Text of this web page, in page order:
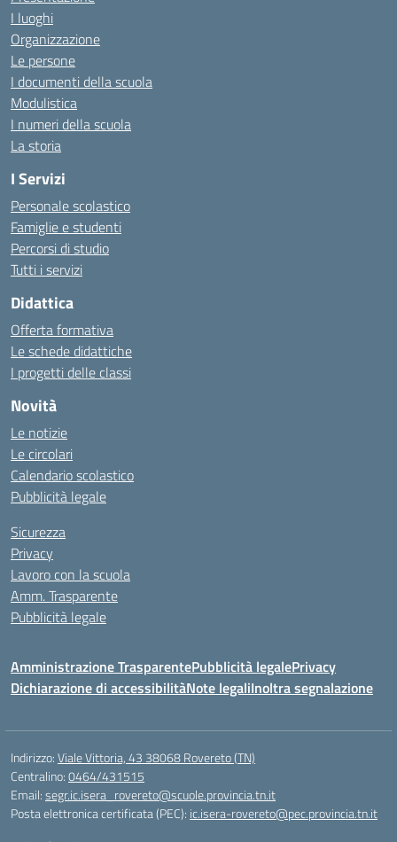
I luoghi
Organizzazione
Le persone
I documenti della scuola
Modulistica
I numeri della scuola
La storia
I Servizi
Personale scolastico
Famiglie e studenti
Percorsi di studio
Tutti i servizi
Didattica
Offerta formativa
Le schede didattiche
I progetti delle classi
Novità
Le notizie
Le circolari
Calendario scolastico
Pubblicità legale
Sicurezza
Privacy
Lavoro con la scuola
Amm. Trasparente
Pubblicità legale
Amministrazione TrasparentePubblicità legalePrivacy
Dichiarazione di accessibilitàNote legaliInoltra segnalazione
Indirizzo:Viale Vittoria, 43 38068 Rovereto (TN)
Centralino:0464/431515
Email:segr.ic.isera_rovereto@scuole.provincia.tn.it
Posta elettronica certificata (PEC): ic.isera-rovereto@pec.provincia.tn.it